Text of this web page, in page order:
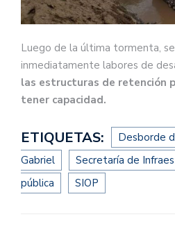
Luego de la última tormenta, se
inmediatamente labores de
las estructuras de retención
tener capacidad.
ETIQUETAS: Desborde
Gabriel
Secretaría de
pública
SIOP